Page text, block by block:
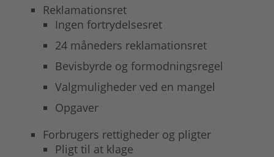
Reklamationsret
Ingen fortrydelsesret
24 måneders reklamationsret
Bevisbyrde og formodningsregel
Valgmuligheder ved en mangel
Opgaver
Forbrugers rettigheder og pligter
Pligt til at klage